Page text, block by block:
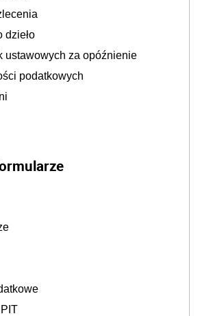
dzieło
ustawowych za opóźnienie
podatkowych